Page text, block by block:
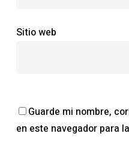
Sitio web
Guarde mi nombre,
en este navegador para